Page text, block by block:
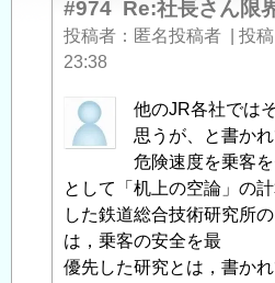
#974 Re:社長さん限
投稿者 匿名投稿者 投
23:38
匿
名
稿
者
に
よ
他のJR各社では
思うが、と書か
危険速度を乗客
として「机上の空論」の
した鉄道総合技術研究所
は，乗客の安全を最
優先した研究とは，書かれ